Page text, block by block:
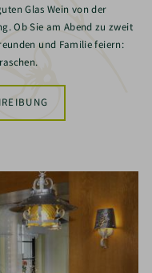
Glas Wein von der
Ob Sie am Abend zu zweit
und Familie feiern: